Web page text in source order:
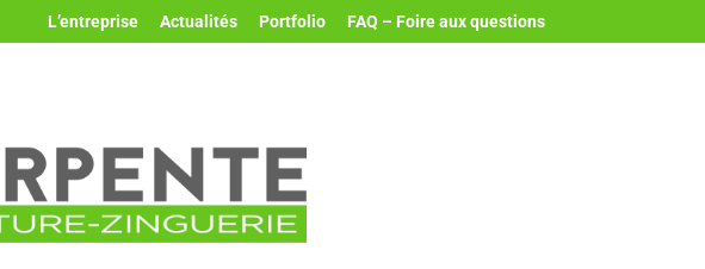
L’entreprise Actualités Portfolio FAQ – Foire aux questions